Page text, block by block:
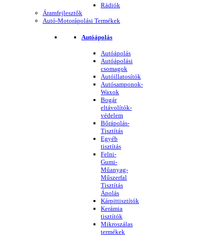
Rádiók
Áramfejlesztők
Autó-Motorápolási Termékek
Autóápolás
Autóápolás
Autóápolási
csomagok
Autóillatosítók
Autósamponok-
Waxok
Bogár
eltávolítók-
védelem
Bőrápolás-
Tisztítás
Egyéb
tisztítás
Felni-
Gumi-
Műanyag-
Műszerfal
Tisztítás
Ápolás
Kárpittisztítók
Kerámia
tisztítók
Mikroszálas
termékek